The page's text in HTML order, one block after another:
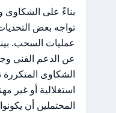
تواجه بعض
عمليات السحب.
عن الدعم الفني
الشكاوى
استغلالية أو غير
المحتملين أن